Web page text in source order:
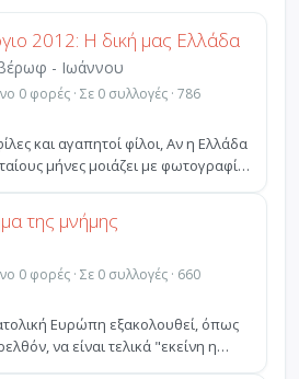
2012: Η δική μας Ελλάδα
- Ιωάννου
0 φορές · Σε 0 συλλογές · 786
και αγαπητοί φίλοι, Αν η Ελλάδα
μήνες μοιάζει με φωτογραφία
της μνήμης
0 φορές · Σε 0 συλλογές · 660
Ευρώπη εξακολουθεί, όπως
να είναι τελικά "εκείνη η
περ...